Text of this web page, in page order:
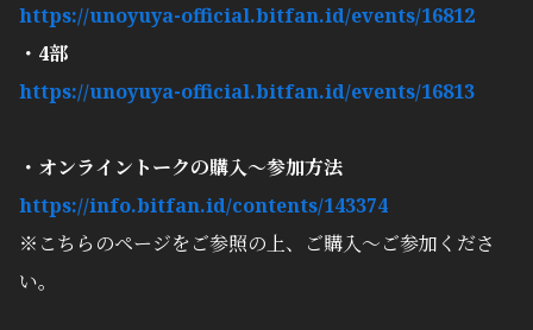
https://unoyuya-official.bitfan.id/events/16812
・4部
https://unoyuya-official.bitfan.id/events/16813
・オンライントークの購入〜参加方法
https://info.bitfan.id/contents/143374
※こちらのページをご参照の上、ご購入〜ご参加くださ
い。